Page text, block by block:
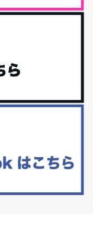
るさと納税」の返
こと。
ばアラフィフ、これ
藻！